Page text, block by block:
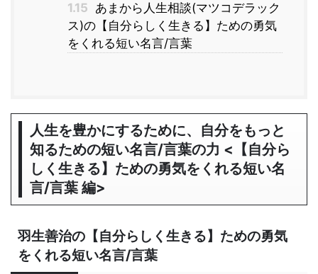
1.15 あまから人生相談(マツコデラック
ス)の【自分らしく生きる】ための勇気
をくれる短い名言/言葉
人生を豊かにするために、自分をもっと
知るための短い名言/言葉の力 <【自分ら
しく生きる】ための勇気をくれる短い名
言/言葉 編>
羽生善治の【自分らしく生きる】ための勇気
をくれる短い名言/言葉